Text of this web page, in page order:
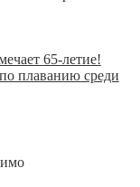
65-летие!
плаванию среди